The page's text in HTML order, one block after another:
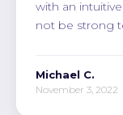
with an
not be strong
Michael C.
November 3, 2022